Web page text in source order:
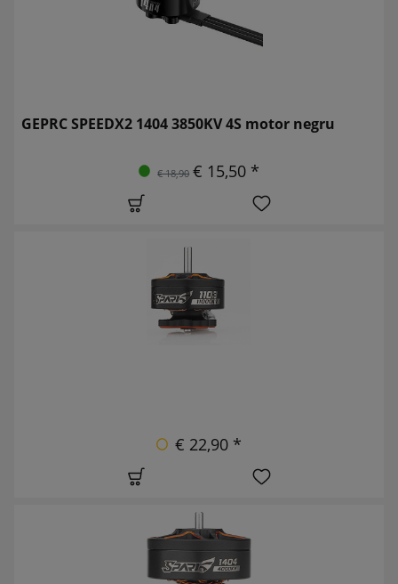
GEPRC SPEEDX2 1404 3850KV 4S motor negru
€ 18,90 € 15,50 *
€ 22,90 *